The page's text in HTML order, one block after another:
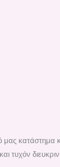
μας
τυχόν